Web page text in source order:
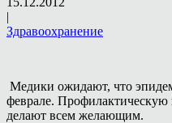
|
Здравоохранение
Медики ожидают, что
феврале.
делают всем желающим.